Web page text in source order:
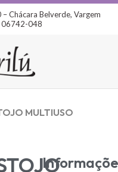
Chácara Belverde, Vargem
06742-048
MULTIUSO